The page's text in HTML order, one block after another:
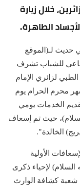
خلال زيارة
حديث لـ(الموقع
للشباب تشرف
لزائري الإمام
محرم الحرام يوم
الخدمات يومي
حيث تم إسعاف
الأولية
السلام) لإحياء ذكرى
شعبة كشافة الوارث